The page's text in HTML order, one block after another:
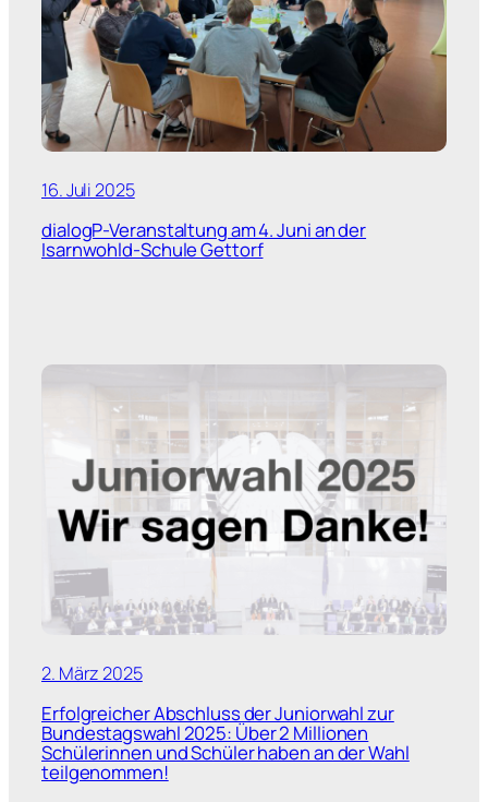
16. Juli 2025
dialogP-Veranstaltung am 4. Juni an der
Isarnwohld-Schule Gettorf
2. März 2025
Erfolgreicher Abschluss der Juniorwahl zur
Bundestagswahl 2025: Über 2 Millionen
Schülerinnen und Schüler haben an der Wahl
teilgenommen!